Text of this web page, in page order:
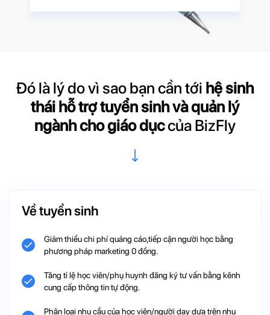
Đó là lý do vì sao bạn cần tới hệ sinh
thái hỗ trợ tuyển sinh và quản lý
ngành cho giáo dụccủa BizFly
Về tuyển sinh
Giảm thiểu chi phí quảng cáo,tiếp cận người học bằng
phương pháp marketing 0 đồng.
Tăng tỉ lệ học viên/phụ huynh đăng ký tư vấn bằng kênh
cung cấp thông tin tự động.
Phân loại nhu cầu của học viên/người dạy dựa trên nhu